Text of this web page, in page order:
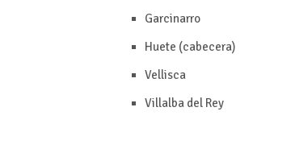
Garcinarro
Huete (cabecera)
Vellisca
Villalba del Rey